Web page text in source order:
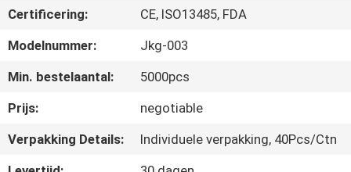
KWALITEITSCONTROLE
CONTACTEER
ONS
NIEUWS
Certificering:
CE, ISO13485, FDA
Modelnummer:
Jkg-003
Min. bestelaantal:
5000pcs
Prijs:
negotiable
Verpakking Details:
Individuele verpakking, 40Pcs/Ctn